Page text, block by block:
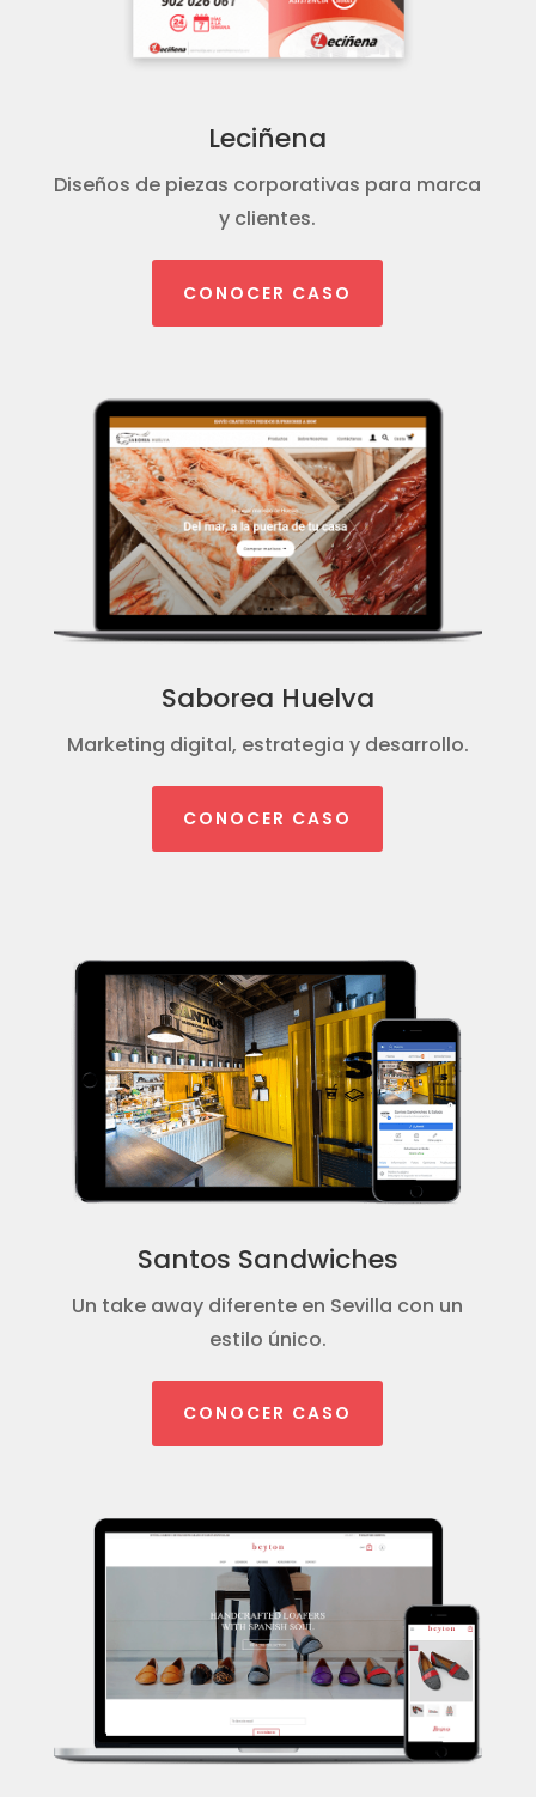
Leciñena
Diseños de piezas corporativas para marca
y clientes.
CONOCER CASO
Saborea Huelva
Marketing digital, estrategia y desarrollo.
CONOCER CASO
Santos Sandwiches
Un take away diferente en Sevilla con un
estilo único.
CONOCER CASO